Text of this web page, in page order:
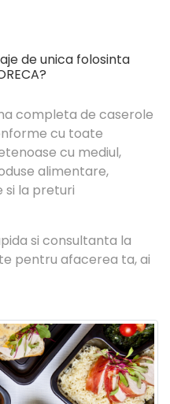
de unica folosinta
completa de caserole
cu toate
cu mediul,
alimentare,
si la preturi
si consultanta la
pentru afacerea ta, ai